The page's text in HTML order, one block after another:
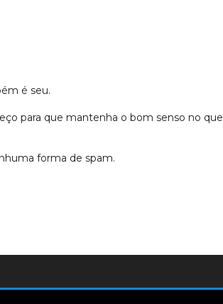
é seu.
para que mantenha o bom senso no que
forma de spam.